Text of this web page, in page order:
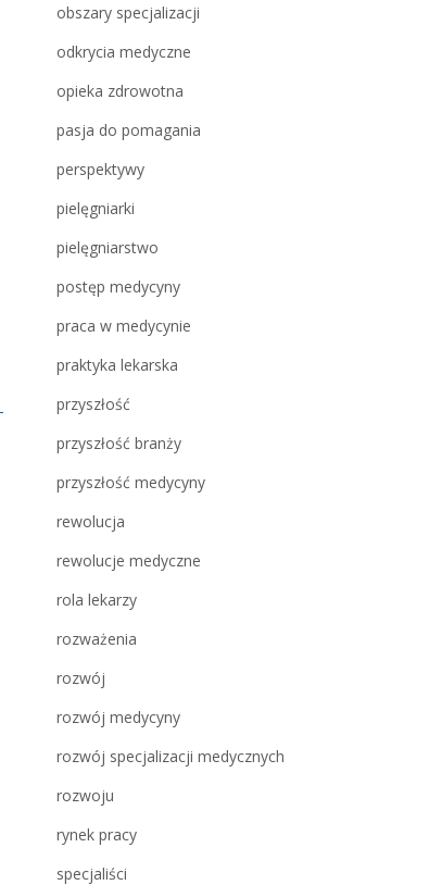
obszary specjalizacji
odkrycia medyczne
opieka zdrowotna
pasja do pomagania
perspektywy
pielęgniarki
pielęgniarstwo
postęp medycyny
praca w medycynie
praktyka lekarska
przyszłość
przyszłość branży
przyszłość medycyny
rewolucja
rewolucje medyczne
rola lekarzy
rozważenia
rozwój
rozwój medycyny
rozwój specjalizacji medycznych
rozwoju
rynek pracy
specjaliści